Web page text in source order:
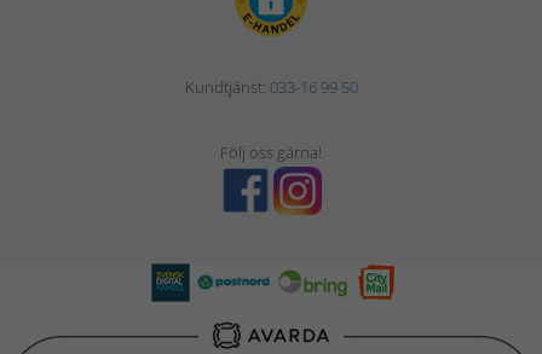
Kundtjänst: 033-16 99 50
Följ oss gärna!